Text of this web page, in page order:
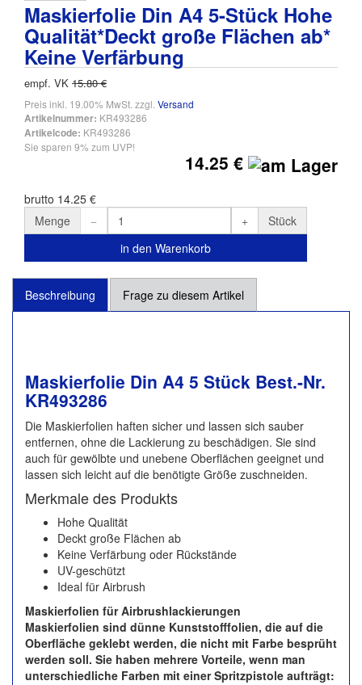
Maskierfolie Din A4 5-Stück Hohe
Qualität*Deckt große Flächen ab*
Keine Verfärbung
empf. VK 15.80 €
Preis inkl. 19.00% MwSt. zzgl. Versand
Artikelnummer: KR493286
Artikelcode: KR493286
Sie sparen 9% zum UVP!
14.25 €
brutto 14.25 €
Menge
Stück
in den Warenkorb
Beschreibung Frage zu diesem Artikel
Maskierfolie Din A4 5 Stück Best.-Nr.
KR493286
Die Maskierfolien haften sicher und lassen sich sauber
entfernen, ohne die Lackierung zu beschädigen. Sie sind
auch für gewölbte und unebene Oberflächen geeignet und
lassen sich leicht auf die benötigte Größe zuschneiden.
Merkmale des Produkts
Hohe Qualität
Deckt große Flächen ab
Keine Verfärbung oder Rückstände
UV-geschützt
Ideal für Airbrush
Maskierfolien für Airbrushlackierungen
Maskierfolien sind dünne Kunststofffolien, die auf die
Oberfläche geklebt werden, die nicht mit Farbe besprüht
werden soll. Sie haben mehrere Vorteile, wenn man
unterschiedliche Farben mit einer Spritzpistole aufträgt: